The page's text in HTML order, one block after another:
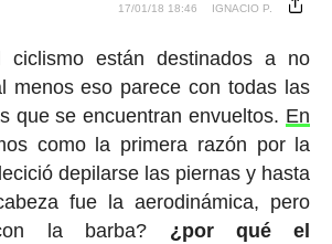
17/01/18 18:46 IGNACIO P.
están destinados a no
menos eso parece con todas las
que se encuentran envueltos. En
como la primera razón por la
depilarse las piernas y hasta
fue la aerodinámica, pero
la barba? ¿por qué el